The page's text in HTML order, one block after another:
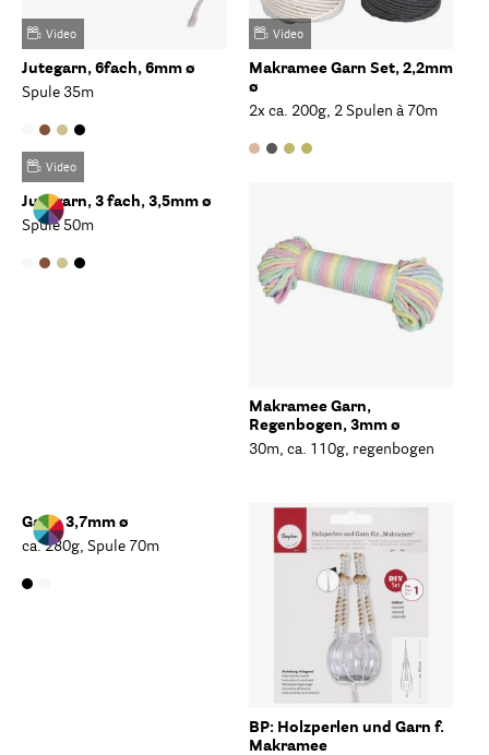
Video
Jutegarn, 6fach, 6mm ø
Spule 35m
Video
Makramee Garn Set, 2,2mm
ø
2x ca. 200g, 2 Spulen à 70m
Video
Jutegarn, 3 fach, 3,5mm ø
Spule 50m
Makramee Garn,
Regenbogen, 3mm ø
30m, ca. 110g, regenbogen
Garn, 3,7mm ø
ca. 280g, Spule 70m
BP: Holzperlen und Garn f.
Makramee